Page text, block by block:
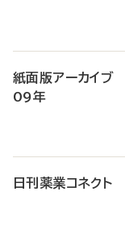
紙面版アーカ
09年
日刊薬業コネク